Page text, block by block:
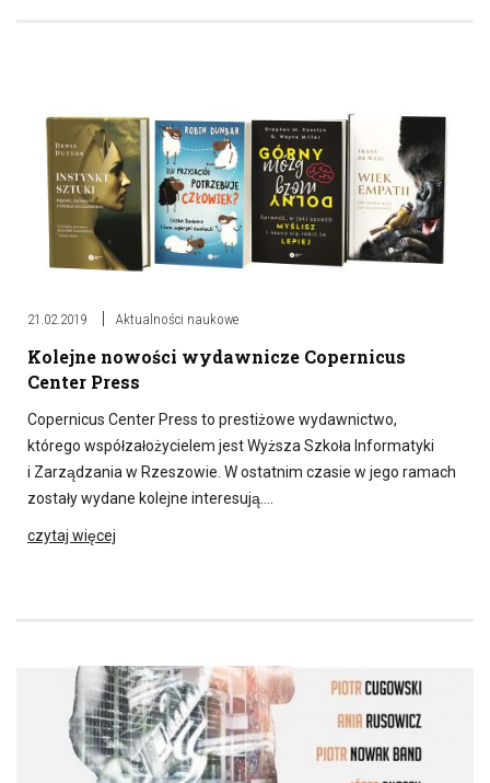
21.02.2019 Aktualności naukowe
Kolejne nowości wydawnicze Copernicus
Center Press
Copernicus Center Press to prestiżowe wydawnictwo,
którego współzałożycielem jest Wyższa Szkoła Informatyki
i Zarządzania w Rzeszowie. W ostatnim czasie w jego ramach
zostały wydane kolejne interesują….
czytaj więcej